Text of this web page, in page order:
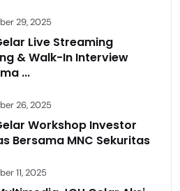
29, 2025
Live Streaming
& Walk-In Interview
...
26, 2025
Workshop Investor
Bersama MNC Sekuritas
11, 2025